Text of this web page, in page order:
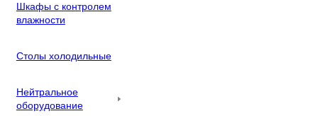
Шкафы с контролем
влажности
Столы холодильные
Нейтральное
оборудование